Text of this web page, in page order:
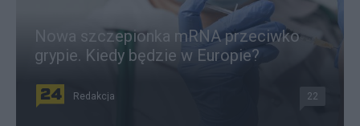
Nowa szczepionka mRNA przeciwko
grypie. Kiedy będzie w Europie?
Redakcja 22